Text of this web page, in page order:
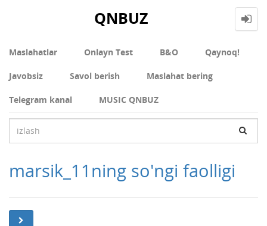
QNBUZ
Maslahatlar Onlayn Test В&О Qaynoq!
Javobsiz Savol berish Maslahat bering
Telegram kanal MUSIC QNBUZ
marsik_11ning so'ngi faolligi